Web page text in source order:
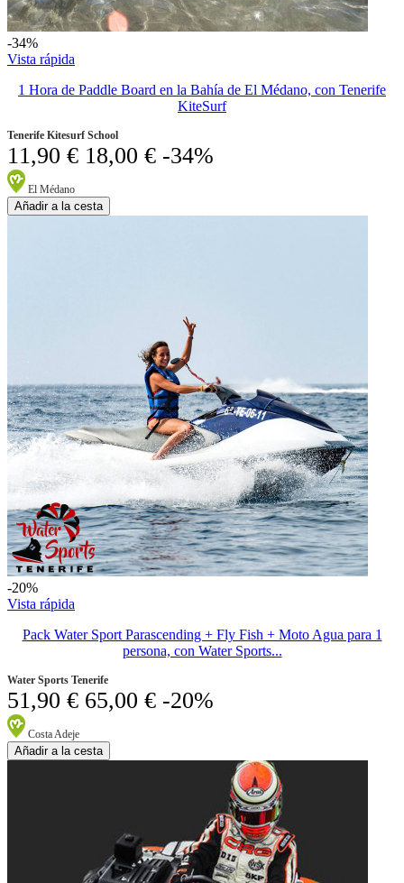
-34%
Vista rápida
1 Hora de Paddle Board en la Bahía de El Médano, con Tenerife
KiteSurf
Tenerife Kitesurf School
11,90 € 18,00 € -34%
El Médano
Añadir a la cesta
-20%
Vista rápida
Pack Water Sport Parascending + Fly Fish + Moto Agua para 1
persona, con Water Sports...
Water Sports Tenerife
51,90 € 65,00 € -20%
Costa Adeje
Añadir a la cesta